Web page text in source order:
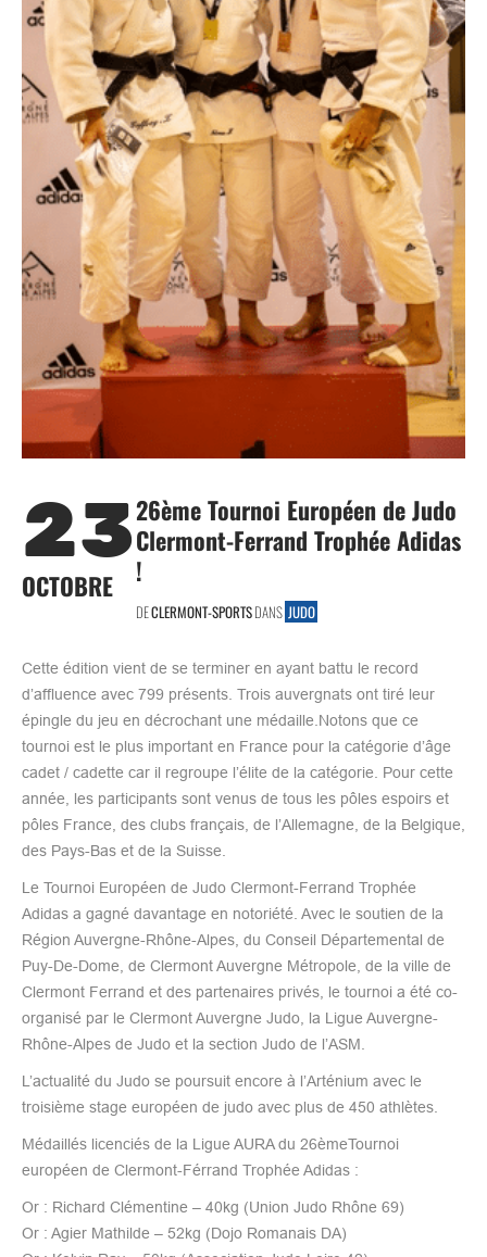
23
OCTOBRE
26ème Tournoi Européen de Judo
Clermont-Ferrand Trophée Adidas
!
DECLERMONT-SPORTSDANS JUDO
Cette édition vient de se terminer en ayant battu le record
d’affluence avec 799 présents. Trois auvergnats ont tiré leur
épingle du jeu en décrochant une médaille.Notons que ce
tournoi est le plus important en France pour la catégorie d’âge
cadet / cadette car il regroupe l’élite de la catégorie. Pour cette
année, les participants sont venus de tous les pôles espoirs et
pôles France, des clubs français, de l’Allemagne, de la Belgique,
des Pays-Bas et de la Suisse.
Le Tournoi Européen de Judo Clermont-Ferrand Trophée
Adidas a gagné davantage en notoriété. Avec le soutien de la
Région Auvergne-Rhône-Alpes, du Conseil Départemental de
Puy-De-Dome, de Clermont Auvergne Métropole, de la ville de
Clermont Ferrand et des partenaires privés, le tournoi a été co-
organisé par le Clermont Auvergne Judo, la Ligue Auvergne-
Rhône-Alpes de Judo et la section Judo de l’ASM.
L’actualité du Judo se poursuit encore à l’Arténium avec le
troisième stage européen de judo avec plus de 450 athlètes.
Médaillés licenciés de la Ligue AURA du 26èmeTournoi
européen de Clermont-Férrand Trophée Adidas :
Or : Richard Clémentine – 40kg (Union Judo Rhône 69)
Or : Agier Mathilde – 52kg (Dojo Romanais DA)